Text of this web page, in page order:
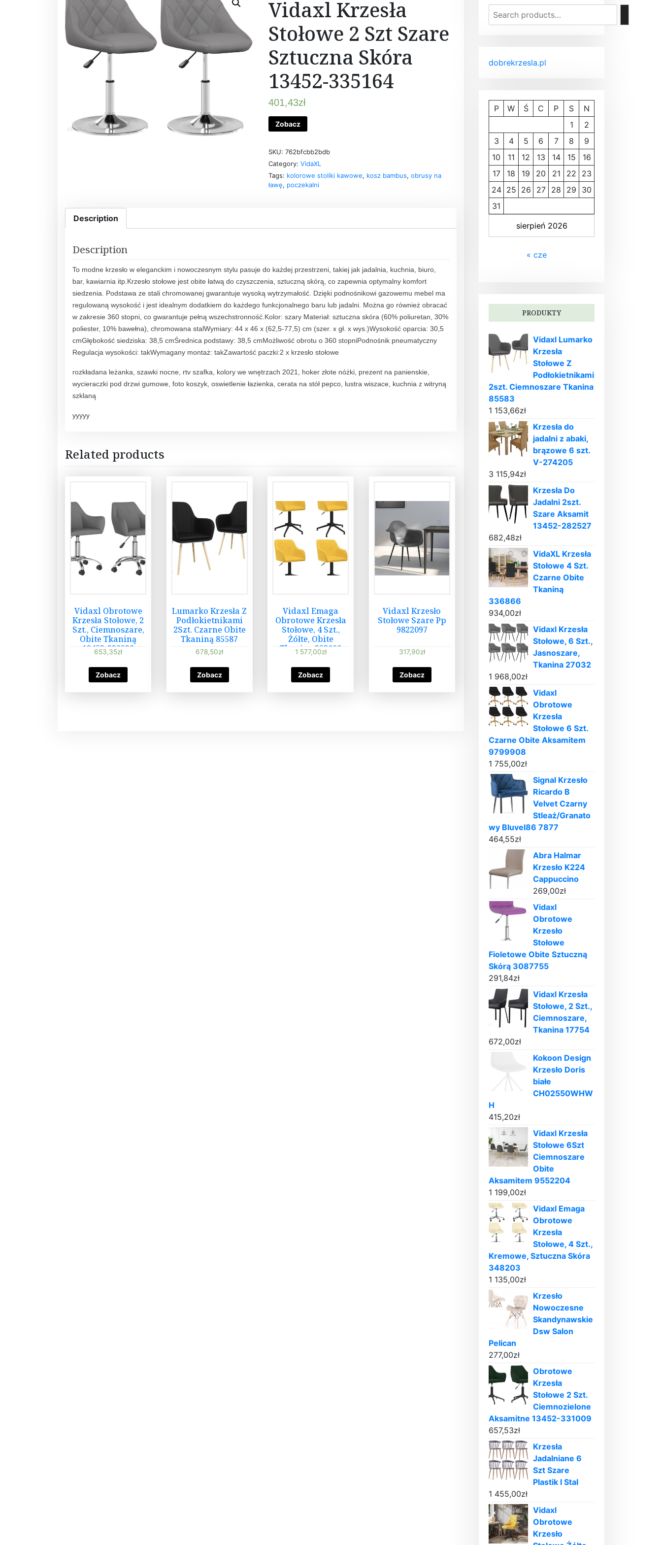
Vidaxl Krzesła
Stołowe 2 Szt Szare
Sztuczna Skóra
13452-335164
401,43zł
Zobacz
SKU:762bfcbb2bdb
Category:VidaXL
Tags: kolorowe stoliki kawowe, kosz bambus,obrusy na
ławę, poczekalni
Description
Description
To modne krzesło w eleganckim i nowoczesnym stylu pasuje do każdej przestrzeni, takiej jak jadalnia, kuchnia, biuro,
bar, kawiarnia itp.Krzesło stołowe jest obite łatwą do czyszczenia, sztuczną skórą, co zapewnia optymalny komfort
siedzenia. Podstawa ze stali chromowanej gwarantuje wysoką wytrzymałość. Dzięki podnośnikowi gazowemu mebel ma
regulowaną wysokość i jest idealnym dodatkiem do każdego funkcjonalnego baru lub jadalni. Można go również obracać
w zakresie 360 stopni, co gwarantuje pełną wszechstronność.Kolor: szary Materiał: sztuczna skóra (60% poliuretan, 30%
poliester, 10% bawełna), chromowana stalWymiary: 44 x 46 x (62,5-77,5) cm (szer. x gł. x wys.)Wysokość oparcia: 30,5
cmGłębokość siedziska: 38,5 cmŚrednica podstawy: 38,5 cmMożliwość obrotu o 360 stopniPodnośnik pneumatyczny
Regulacja wysokości: takWymagany montaż: takZawartość paczki:2 x krzesło stołowe
rozkładana leżanka, szawki nocne, rtv szafka, kolory we wnętrzach 2021, hoker złote nóżki, prezent na panienskie,
wycieraczki pod drzwi gumowe, foto koszyk, oswietlenie łazienka, cerata na stół pepco, lustra wiszace, kuchnia z witryną
szklaną
yyyyy
Related products
Vidaxl Obrotowe
Krzesła Stołowe, 2
Szt., Ciemnoszare,
Obite Tkaniną
13452-330938
653,35zł
Zobacz
Lumarko Krzesła Z
Podłokietnikami
2Szt. Czarne Obite
Tkaniną 85587
678,50zł
Zobacz
Vidaxl Emaga
Obrotowe Krzesła
Stołowe, 4 Szt.,
Żółte, Obite
Tkaniną 353606
1 577,00zł
Zobacz
Vidaxl Krzesło
Stołowe Szare Pp
9822097
317,90zł
Zobacz
dobrekrzesla.pl
sierpień 2026
P W Ś C P S
N
1
2
3
4 5 6 7 8
9
10
11 12 13 14 15
16
17
18 19 20 21 22
23
24 25 26 27 28 29
30
31
« cze
PRODUKTY
Vidaxl Lumarko
Krzesła
Stołowe Z
Podłokietnikami
2szt. Ciemnoszare Tkanina
85583
1 153,66zł
Krzesła do
jadalni z abaki,
brązowe 6 szt.
V-274205
3 115,94zł
Krzesła Do
Jadalni 2szt.
Szare Aksamit
13452-282527
682,48zł
VidaXL Krzesła
Stołowe 4 Szt.
Czarne Obite
Tkaniną
336866
934,00zł
Vidaxl Krzesła
Stołowe, 6 Szt.,
Jasnoszare,
Tkanina 27032
1 968,00zł
Vidaxl
Obrotowe
Krzesła
Stołowe 6 Szt.
Czarne Obite Aksamitem
9799908
1 755,00zł
Signal Krzesło
Ricardo B
Velvet Czarny
Stleaż/Granato
wy Bluvel86 7877
464,55zł
Abra Halmar
Krzesło K224
Cappuccino
269,00zł
Vidaxl
Obrotowe
Krzesło
Stołowe
Fioletowe Obite Sztuczną
Skórą 3087755
291,84zł
Vidaxl Krzesła
Stołowe, 2 Szt.,
Ciemnoszare,
Tkanina 17754
672,00zł
Kokoon Design
Krzesło Doris
białe
CH02550WHW
H
415,20zł
Vidaxl Krzesła
Stołowe 6Szt
Ciemnoszare
Obite
Aksamitem 9552204
1 199,00zł
Vidaxl Emaga
Obrotowe
Krzesła
Stołowe, 4 Szt.,
Kremowe, Sztuczna Skóra
348203
1 135,00zł
Krzesło
Nowoczesne
Skandynawskie
Dsw Salon
Pelican
277,00zł
Obrotowe
Krzesła
Stołowe 2 Szt.
Ciemnozielone
Aksamitne 13452-331009
657,53zł
Krzesła
Jadalniane 6
Szt Szare
Plastik I Stal
1 455,00zł
Vidaxl
Obrotowe
Krzesło